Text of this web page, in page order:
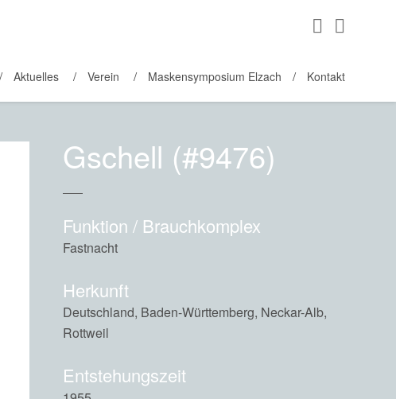
Aktuelles Verein Maskensymposium Elzach Kontakt
Gschell (#9476)
Funktion / Brauchkomplex
Fastnacht
Herkunft
Deutschland, Baden-Württemberg, Neckar-Alb,
Rottweil
Entstehungszeit